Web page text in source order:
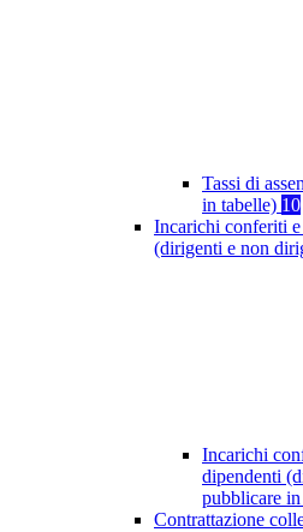
Tassi di
in tabelle) 10
Incarichi conferiti
(dirigenti e non
Incarichi
dipendenti
pubblicare
Contrattazione